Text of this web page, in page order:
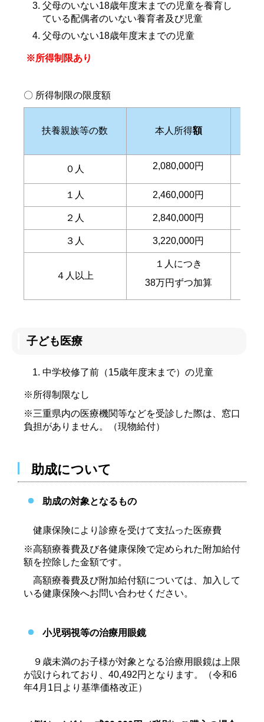
父母のいない18歳年度末までの児童を養育し
ている配偶者のいない養育者及び児童
父母のいない18歳年度末までの児童
※所得制限あり
〇 所得制限の限度額
扶養親族等の数 本人所得額
０人 2,080,000円
１人 2,460,000円
２人 2,840,000円
３人 3,220,000円
４人以上
１人につき
38万円ずつ加算
子ども医療
中学校修了前（15歳年度末まで）の児童
※所得制限なし
※三重県内の医療機関等などを受診した際は、窓口
負担がありません。（現物給付）
助成について
助成の対象となるもの
健康保険により診療を受けて支払った医療費
※高額療養費及び各健康保険で定められた附加給付
額を控除した金額です。
高額療養費及び附加給付額については、加入して
いる健康保険へお問い合わせください。
小児弱視等の治療用眼鏡
９歳未満のお子様が対象となる治療用眼鏡は上限
が設けられており、40,492円となります。（令和6
年4月1日より基準価格改正）